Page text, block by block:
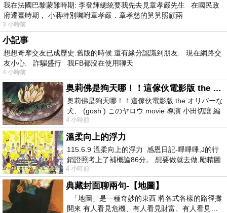
我在法國巴黎蒙難時期: 李登輝總統要我先去見章孝嚴先生 在國民政
府遷臺時期， 小蔣特別囑咐章孝嚴．章孝慈的舅舅照顧兩
3 小時前
小記事
想想奇摩交友已成歷史.舊版的時候.還有緣分認識到朋友. 現在網路交
友小心. 詐騙盛行 我FB都沒在使用聊天
4 小時前
奥莉佛是狗天哪！！這傢伙電影版 the オリバーな犬、 (gosh ) このヤロウ movie
奥莉佛是狗天哪！！這傢伙電影版 the オリバーな
犬、 (gosh ) このヤロウ movie 導演 小田切讓 編
劇: 小田切讓 主演: 小田切讓
4 小時前
溫柔向上的浮力
115.6.9 溫柔向上的浮力 感恩日記-嗶嗶嗶,J的行
銷證照考上了補概論86分。 想要做就去做,勵精圖
治大成功,也是表法,堅持和努力
4 小時前
典藏封面聊兩句-【地圖】
「地圖」是一種奇妙的東西 將各式各樣的路徑攤
開來 有人看見危機、有人看見財富、有人看見…